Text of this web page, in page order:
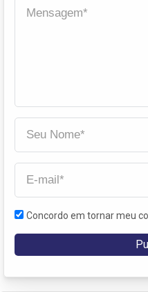
Concordo em tornar meu